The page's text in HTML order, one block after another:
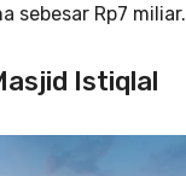
sebesar Rp7 miliar.
Istiqlal